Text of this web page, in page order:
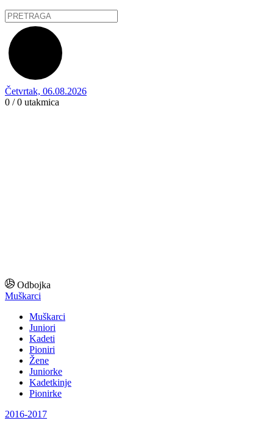
Četvrtak, 06.08.2026
0 / 0 utakmica
Odbojka
Muškarci
Muškarci
Juniori
Kadeti
Pioniri
Žene
Juniorke
Kadetkinje
Pionirke
2016-2017